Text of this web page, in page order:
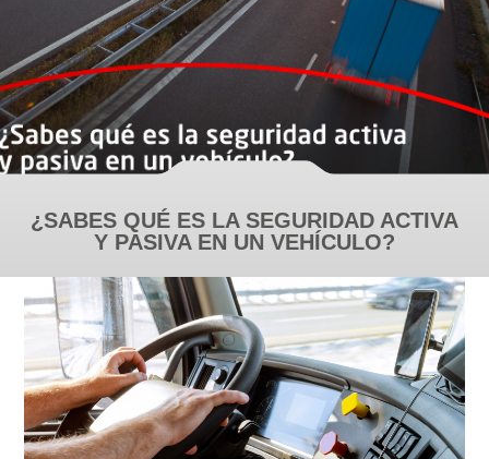
¿SABES QUÉ ES LA SEGURIDAD ACTIVA
Y PASIVA EN UN VEHÍCULO?